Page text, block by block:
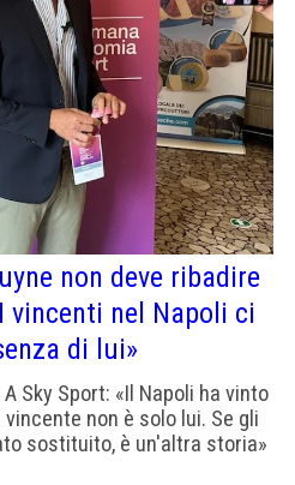
non deve ribadire
vincenti nel Napoli ci
di lui»
A Sky Sport: «Il Napoli ha vinto
non è solo lui. Se gli
sostituito, è un'altra storia»